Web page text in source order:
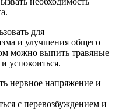
для
и улучшения общего
можно выпить травяные
успокоиться.
нервное напряжение и
с перевозбуждением и